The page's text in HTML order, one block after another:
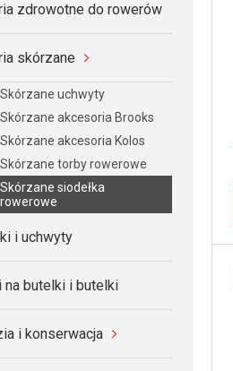
zdrowotne do rowerów
skórzane
Skórzane uchwyty
Skórzane akcesoria Brooks
Skórzane akcesoria Kolos
Skórzane torby rowerowe
Skórzane siodełka
rowerowe
i uchwyty
na butelki i butelki
i konserwacja